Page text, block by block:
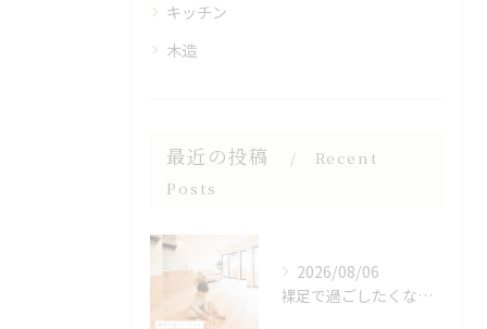
キッチン
木造
最近の投稿
Recent
Posts
2026/08/06
裸足で過ごしたくなる、木のぬくもりを感じる床🌿